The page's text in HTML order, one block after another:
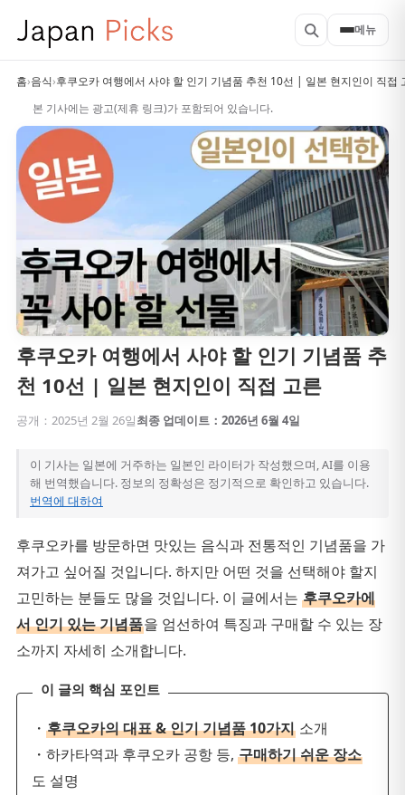
메뉴
홈›음식›후쿠오카 여행에서 사야 할 인기 기념품 추천 10선 | 일본 현지인이 직접
본 기사에는 광고(제휴 링크)가 포함되어 있습니다.
후쿠오카 여행에서 사야 할 인기 기념품 추
천 10선 | 일본 현지인이 직접 고른
공개：2025년 2월 26일최종 업데이트：2026년 6월 4일
이 기사는 일본에 거주하는 일본인 라이터가 작성했으며, AI를 이용
해 번역했습니다. 정보의 정확성은 정기적으로 확인하고 있습니다.
번역에 대하여
후쿠오카를 방문하면 맛있는 음식과 전통적인 기념품을 가
져가고 싶어질 것입니다. 하지만 어떤 것을 선택해야 할지
고민하는 분들도 많을 것입니다. 이 글에서는 후쿠오카에
서 인기 있는 기념품을 엄선하여 특징과 구매할 수 있는 장
소까지 자세히 소개합니다.
이 글의 핵심 포인트
・ 후쿠오카의 대표 & 인기 기념품 10가지 소개
・하카타역과 후쿠오카 공항 등, 구매하기 쉬운 장소
도 설명